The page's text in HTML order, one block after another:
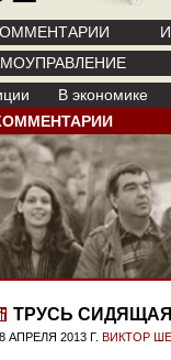
В экономике
ТРУСЬ СИДЯЩАЯ
АПРЕЛЯ 2013 Г. ВИКТОР